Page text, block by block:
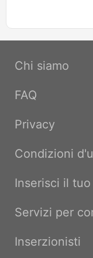
Chi siamo
FAQ
Privacy
Condizioni
Inserisci il
Servizi per
Inserzionisti